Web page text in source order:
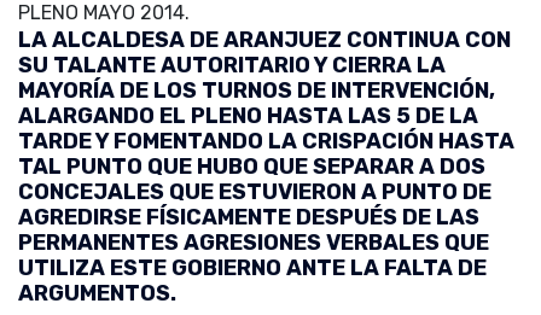
PLENO MAYO 2014.
LA ALCALDESA DE ARANJUEZ CONTINUA CON
SU TALANTE AUTORITARIO Y CIERRA LA
MAYORÍA DE LOS TURNOS DE INTERVENCIÓN,
ALARGANDO EL PLENO HASTA LAS 5 DE LA
TARDE Y FOMENTANDO LA CRISPACIÓN HASTA
TAL PUNTO QUE HUBO QUE SEPARAR A DOS
CONCEJALES QUE ESTUVIERON A PUNTO DE
AGREDIRSE FÍSICAMENTE DESPUÉS DE LAS
PERMANENTES AGRESIONES VERBALES QUE
UTILIZA ESTE GOBIERNO ANTE LA FALTA DE
ARGUMENTOS.